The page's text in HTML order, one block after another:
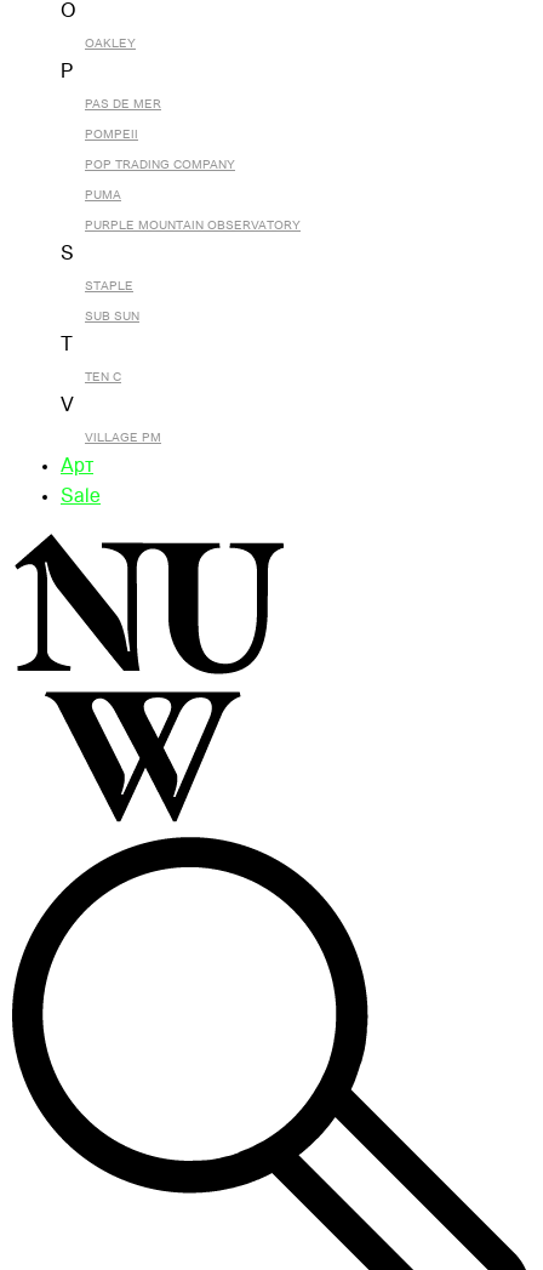
O
OAKLEY
P
PAS DE MER
POMPEII
POP TRADING COMPANY
PUMA
PURPLE MOUNTAIN OBSERVATORY
S
STAPLE
SUB SUN
TEN C
V
VILLAGE PM
Арт
Sale